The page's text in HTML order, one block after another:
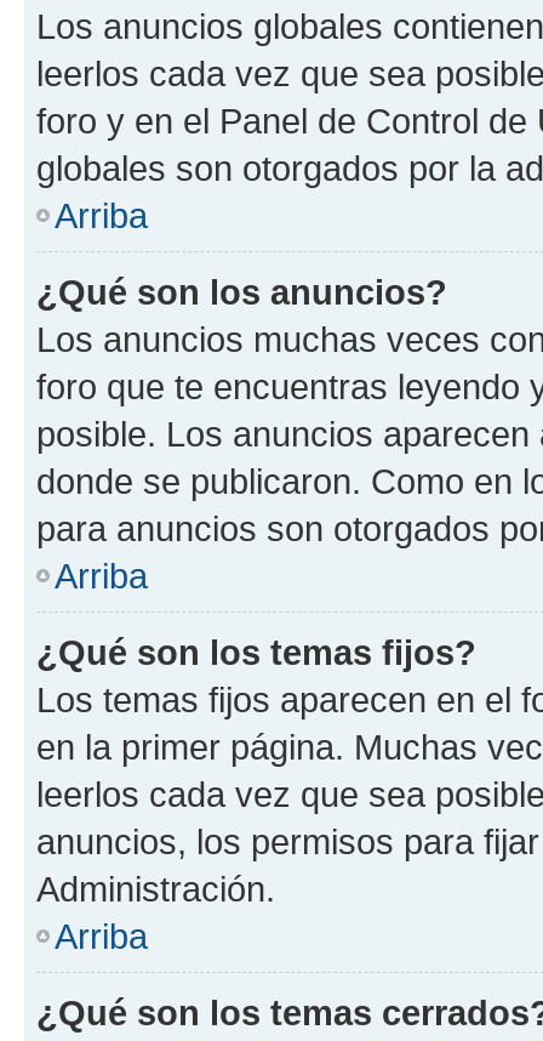
Los anuncios globales
leerlos cada vez que sea
foro y en el Panel de Control
globales son otorgados por la
Arriba
¿Qué son los anuncios?
Los anuncios muchas veces
foro que te encuentras leyendo
posible. Los anuncios
donde se publicaron. Como en
para anuncios son otorgados
Arriba
¿Qué son los temas fijos?
Los temas fijos aparecen en el
en la primer página. Muchas
leerlos cada vez que sea
anuncios, los permisos para
Administración.
Arriba
¿Qué son los temas